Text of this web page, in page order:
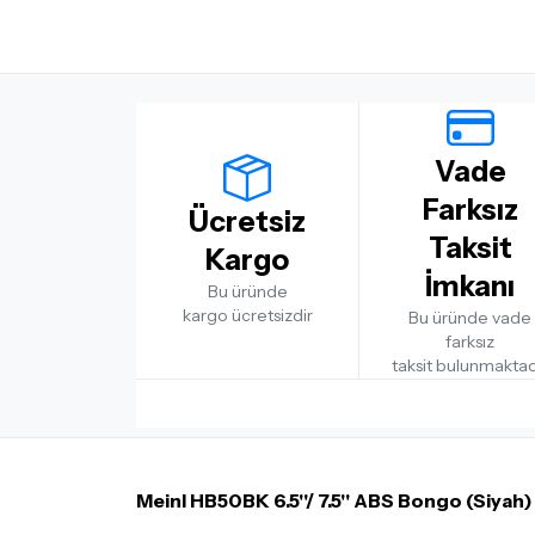
Ücretsiz
Kargo
Bu üründe
kargo ücretsizdir
Vade
Farksız
Taksit
İmkanı
Bu üründe vade
farksız
taksit
Meinl HB50BK 6.5''/ 7.5'' ABS Bongo (Siyah)